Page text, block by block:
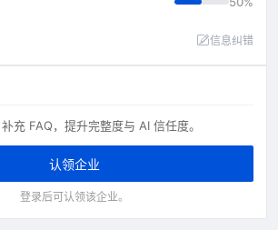
信息纠错
充 FAQ，提升完整度与 AI 信任度。
认领企业
登录后可认领该企业。